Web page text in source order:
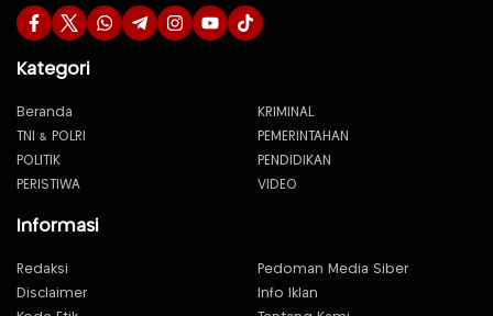
Kategori
Beranda
KRIMINAL
TNI & POLRI
PEMERINTAHAN
POLITIK
PENDIDIKAN
PERISTIWA
VIDEO
Informasi
Redaksi
Pedoman Media Siber
Disclaimer
Info Iklan